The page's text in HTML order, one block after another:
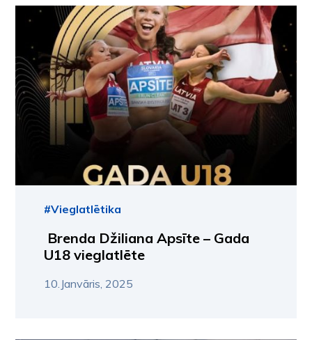
#Vieglatlētika
Brenda Džiliana Apsīte – Gada
U18 vieglatlēte
10.Janvāris, 2025